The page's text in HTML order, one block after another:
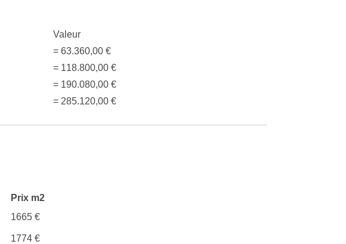
Valeur
= 63.360,00 €
= 118.800,00 €
= 190.080,00 €
= 285.120,00 €
Prix m2
1665 €
1774 €